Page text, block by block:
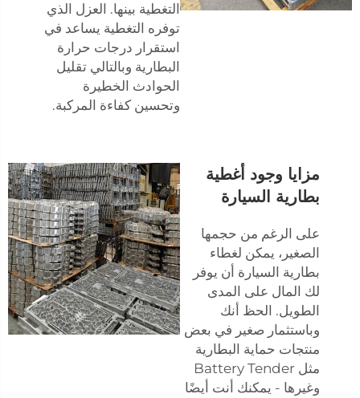
التغطية بينها. العزل الذي
توفره التغطية يساعد في
استقرار درجات حرارة
البطارية وبالتالي تقليل
الحوادث الخطيرة
وتحسين كفاءة المركبة.
مزايا وجود أغطية
بطارية السيارة
على الرغم من حجمها
الصغير، يمكن لغطاء
بطارية السيارة أن يوفر
لك المال على المدى
الطويل. الحظ أنك
وباستثمار صغير في بعض
منتجات حماية البطارية
مثل Battery Tender
وغيرها - يمكنك أنت أيضًا